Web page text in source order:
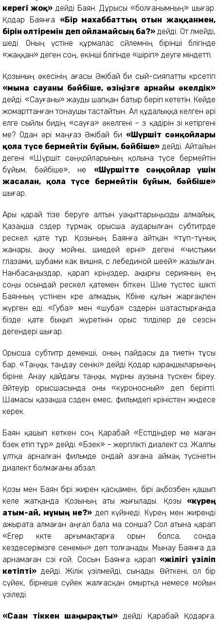
керегі жоқ» дейді Баян. Дұрысы «болғанымның» шығар.
Қодар Баянға «Бір махаббаттың отын жаққанмен,
бірін өлтіремін деп ойламайсың ба?»дейді. От өлмейді,
өшеді. Оның үстіне құрмалас сөйлемнің бірінші бөлігінде
«жаққан» деген соң, екінші бөлігінде «өшіріп» деуге міндетті.
Қозының әкесінің ағасы Әжібай би сый-сияпатты көрсетіп
«мына сауғаны бәйбіше, өзіңізге арнайы әкелдік»
дейді. «Сауғаны» жауды шапқан батыр беріп кететін. Кейде
жомарттанған тонаушы тастайтын. Ал құдалыққа келген әрі
елге сыйлы бидің «сауға» әкелгені – өз қадірін өзі кетіргені
ме? Одан әрі маңғаз Әжібай би «Шүршіт сәнқойлары
қолға түсе бермейтін бұйым, бәйбіше»дейді. Айтайын
дегені «Шүршіт сәңқойларының қолына түсе бермейтін
бұйым, бәйбіше», не «Шүршітте сәңқойлар үшін
жасалған, қолға түсе бермейтін бұйым, бәйбіше»
шығар.
Ары қарай тізе беруге алтын уақыттарыңызды алмайық.
Қазақша сөздер тұрмақ орысша аударылған субтитрде
өрескел қате тұр. Қозының Баянға айтқан «тұп-тұнық
жанары, аққу мойны, шиедей ерні» дегені «чистыми
глазами, шубами как вишня, с лебединой шеей» жазылған.
Нанбасаңыздар, қарап көріңіздер, ақырғы серияның ең
соңы осындай өрескел қатемен біткен. Шие түстес ішікті
Баянның үстінен көре алмадық. Көбіне құлын жарғақпен
жүрген еді. «Губа» мен «шуба» сөздерін шатастырғанда
бізде қате бықып жүретінін орыс тілділер де сезсін
дегендері шығар.
Орысша субтитр демекші, оның пайдасы да тиетін тұсы
бар. «Таңқы, таңдау сенікі» дейді Қодар қарақшыларының
біріне. Анау қайдағы таңқы, мұрны аузына түскен біреу.
Әйтеуір орысшасында оны «куроносный» деп беріпті.
Шамасы қазақша сөзден емес, фильмдегі көріністен жөндесе
керек.
Баян қашып кеткен соң Қарабай «Естідіңдер ме маған
бөзек етіп тұр» дейді. «Бөзек» – жергілікті диалект сөз. Жалпы
ұлтқа арналған фильмде ондай азғана аймақ түсінетін
диалект болмағаны абзал.
Қозы мен Баян бірі жирен қасқамен, бірі ақбозбен қашып
келе жатқанда Қозының аты жығылады. Қозы «күрең
атым-ай, мұның не?»деп күйінеді. Күрең мен жиренді
ажырата алмаған аңғал бала ма сонша? Сол атына қарап
«Егер көкте арғымақтарға орын болса, сонда
кездесерімізге сенемін» деп толғанады. Мынау Баянға да
арнамаған сөзі ғой. Сосын Баянға қарап «жілігі үзіліп
кетіпті» дейді. Жілік үзілмейді, сынады. Өйткені, ол бір
сүйек, бірнеше сүйек жалғасқан омыртқа немесе мойын
үзіледі.
«Саған тіккен шаңырақты» дейді Қарабай Қодарға.